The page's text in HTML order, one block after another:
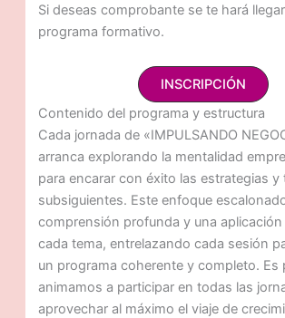
Si deseas comprobante se te hará
programa formativo.
INSCRIPCIÓN
Contenido del programa y estructura
Cada jornada de «IMPULSANDO
arranca explorando la mentalidad
para encarar con éxito las estrategias y
subsiguientes. Este enfoque
comprensión profunda y una
cada tema, entrelazando cada sesión
un programa coherente y completo. Es
animamos a participar en todas las
aprovechar al máximo el viaje de